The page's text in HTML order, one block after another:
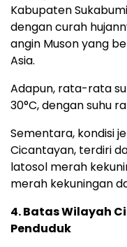
Kabupaten
dengan curah
angin Muson yang
Asia.
Adapun, rata-rata
30°C, dengan suhu
Sementara, kondisi
Cicantayan, terdiri
latosol merah
merah kekuningan
4. Batas Wilayah
Penduduk